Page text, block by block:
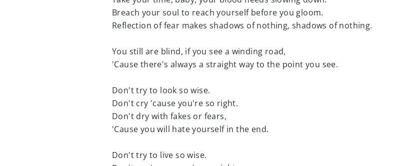
Breach your soul to reach yourself before you gloom.
Reflection of fear makes shadows of nothing, shadows of nothing.
You still are blind, if you see a winding road,
'Cause there's always a straight way to the point you see.
Don't try to look so wise.
Don't cry 'cause you're so right.
Don't dry with fakes or fears,
'Cause you will hate yourself in the end.
Don't try to live so wise.